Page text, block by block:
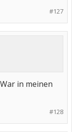
#127
in meinen
#128